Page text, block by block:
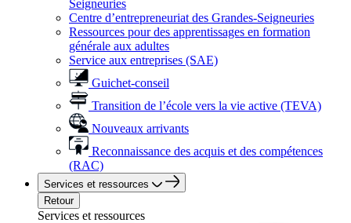
Seigneuries
Centre d’entrepreneuriat des Grandes-Seigneuries
Ressources pour des apprentissages en formation
générale aux adultes
Service aux entreprises (SAE)
Guichet-conseil
Transition de l’école vers la vie active (TEVA)
Nouveaux arrivants
Reconnaissance des acquis et des compétences
(RAC)
Services et ressources
Retour
Services et ressources